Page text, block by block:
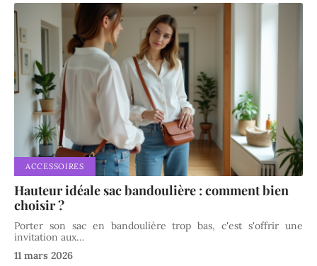
ACCESSOIRES
Hauteur idéale sac bandoulière : comment bien
choisir ?
Porter son sac en bandoulière trop bas, c'est s'offrir une
invitation aux…
11 mars 2026